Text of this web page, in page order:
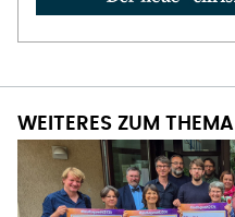
WEITERES ZUM THEMA